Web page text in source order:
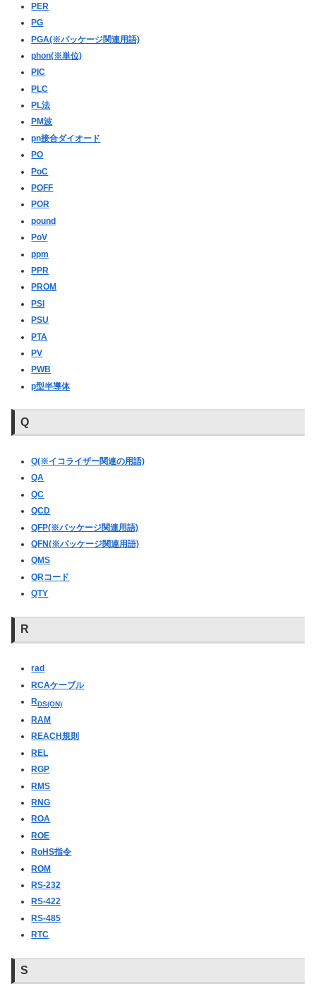
PER
PG
PGA(※パッケージ関連用語)
phon(※単位)
PIC
PLC
PL法
PM波
pn接合ダイオード
PO
PoC
POFF
POR
pound
PoV
ppm
PPR
PROM
PSI
PSU
PTA
PV
PWB
p型半導体
Q
Q(※イコライザー関連の用語)
QA
QC
QCD
QFP(※パッケージ関連用語)
QFN(※パッケージ関連用語)
QMS
QRコード
QTY
R
rad
RCAケーブル
RDS(ON)
RAM
REACH規則
REL
RGP
RMS
RNG
ROA
ROE
RoHS指令
ROM
RS-232
RS-422
RS-485
RTC
S